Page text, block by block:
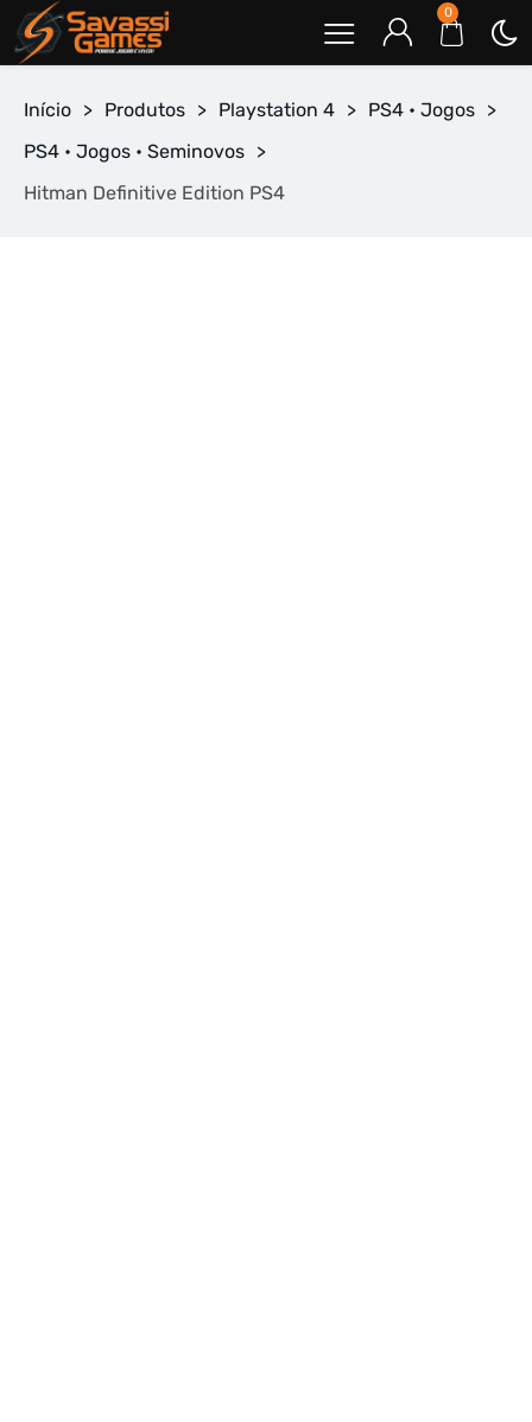
0
Início > Produtos > Playstation 4 > PS4 • Jogos >
PS4 • Jogos • Seminovos >
Hitman Definitive Edition PS4